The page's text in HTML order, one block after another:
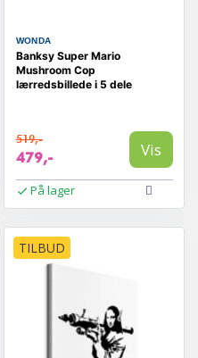
WONDA
Banksy Super Mario
Mushroom Cop
lærredsbillede i 5 dele
519,-
479,- Vis
På lager
TILBUD